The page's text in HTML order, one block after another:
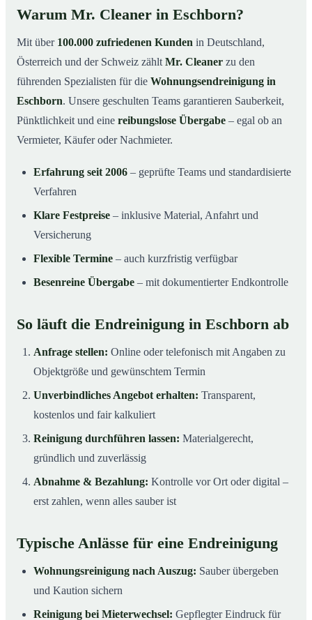
Warum Mr. Cleaner in Eschborn?
Mit über 100.000 zufriedenen Kunden in Deutschland,
Österreich und der Schweiz zählt Mr. Cleaner zu den
führenden Spezialisten für die Wohnungsendreinigung in
Eschborn. Unsere geschulten Teams garantieren Sauberkeit,
Pünktlichkeit und eine reibungslose Übergabe – egal ob an
Vermieter, Käufer oder Nachmieter.
Erfahrung seit 2006 – geprüfte Teams und standardisierte
Verfahren
Klare Festpreise – inklusive Material, Anfahrt und
Versicherung
Flexible Termine – auch kurzfristig verfügbar
Besenreine Übergabe – mit dokumentierter Endkontrolle
So läuft die Endreinigung in Eschborn ab
Anfrage stellen: Online oder telefonisch mit Angaben zu
Objektgröße und gewünschtem Termin
Unverbindliches Angebot erhalten: Transparent,
kostenlos und fair kalkuliert
Reinigung durchführen lassen: Materialgerecht,
gründlich und zuverlässig
Abnahme & Bezahlung: Kontrolle vor Ort oder digital –
erst zahlen, wenn alles sauber ist
Typische Anlässe für eine Endreinigung
Wohnungsreinigung nach Auszug: Sauber übergeben
und Kaution sichern
Reinigung bei Mieterwechsel: Gepflegter Eindruck für